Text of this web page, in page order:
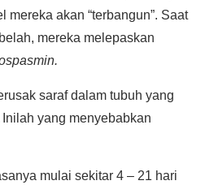
mereka akan “terbangun”. Saat
mereka melepaskan
saraf dalam tubuh yang
yang menyebabkan
mulai sekitar 4 – 21 hari